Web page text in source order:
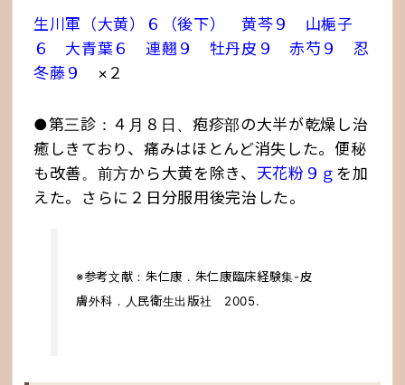
生川軍（大黄）６（後下） 黄芩９ 山梔子
６ 大青葉６ 連翹９ 牡丹皮９ 赤芍９ 忍
冬藤９
×２
●第三診：４月８日、疱疹部の大半が乾燥し治
癒しきており、痛みはほとんど消失した。便秘
も改善。前方から大黄を除き、 天花粉９ｇ を加
えた。さらに２日分服用後完治した。
※参考文献：朱仁康．朱仁康臨床経験集-皮
膚外科．人民衛生出版社 2005.